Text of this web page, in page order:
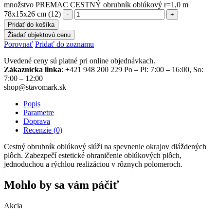
množstvo PREMAC CESTNÝ obrubník oblúkový r=1,0 m
78x15x26 cm (12)
Pridať do košíka
Žiadať objektovú cenu
Porovnať Pridať do zoznamu
Uvedené ceny sú platné pri online objednávkach.
Zákaznícka linka: +421 948 200 229 Po – Pi: 7:00 – 16:00, So:
7:00 – 12:00
shop@stavomark.sk
Popis
Parametre
Doprava
Recenzie (0)
Cestný obrubník oblúkový slúži na spevnenie okrajov dláždených
plôch. Zabezpečí estetické ohraničenie oblúkových plôch,
jednoduchou a rýchlou realizáciou v rôznych polomeroch.
Mohlo by sa vám páčiť
Akcia